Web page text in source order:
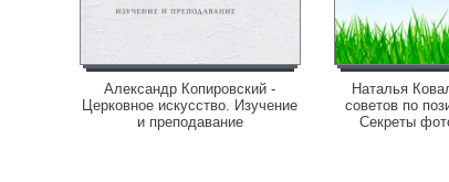
Александр Копировский -
Церковное искусство. Изучение
и преподавание
Наталья
советов по
Секреты